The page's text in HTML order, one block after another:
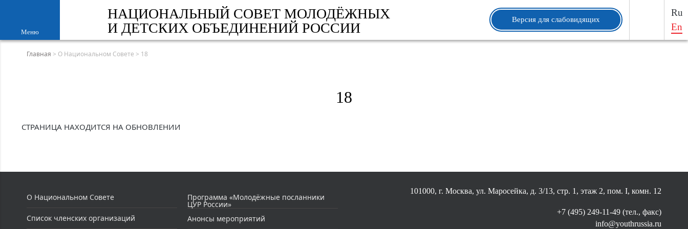
Меню
НАЦИОНАЛЬНЫЙ СОВЕТ МОЛОДЁЖНЫХ
И ДЕТСКИХ ОБЪЕДИНЕНИЙ РОССИИ
Ru
En
Версия для слабовидящих
Главная > О Национальном Совете > 18
18
СТРАНИЦА НАХОДИТСЯ НА ОБНОВЛЕНИИ
О Национальном Совете
Список членских организаций
Программа «Молодёжные посланники
ЦУР России»
Анонсы мероприятий
101000, г. Москва, ул. Маросейка, д. 3/13, стр. 1, этаж 2, пом. I, комн. 12
+7 (495) 249-11-49 (тел., факс)
info@youthrussia.ru